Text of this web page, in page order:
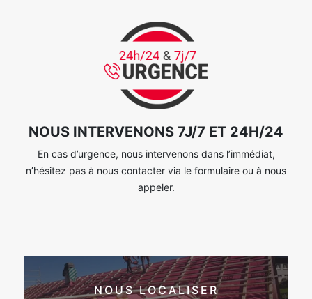
NOUS INTERVENONS 7J/7 ET 24H/24
En cas d’urgence, nous intervenons dans l’immédiat,
n’hésitez pas à nous contacter via le formulaire ou à nous
appeler.
NOUS LOCALISER